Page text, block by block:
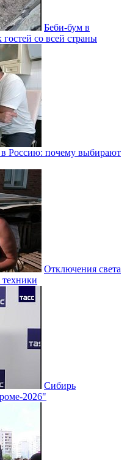
Беби-бум в
со всей страны
в Россию: почему выбирают
Отключения света
Сибирь
2026"